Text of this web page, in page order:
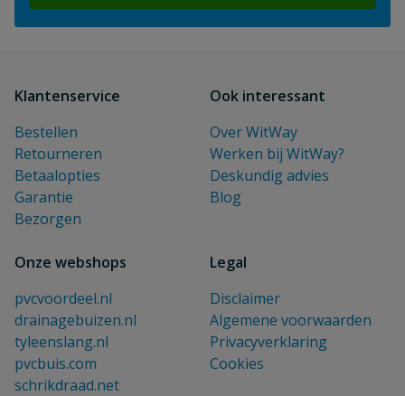
Klantenservice
Bestellen
Retourneren
Betaalopties
Garantie
Bezorgen
Ook interessant
Over WitWay
Werken bij WitWay?
Deskundig advies
Blog
Onze webshops
pvcvoordeel.nl
drainagebuizen.nl
tyleenslang.nl
pvcbuis.com
schrikdraad.net
Legal
Disclaimer
Algemene voorwaarden
Privacyverklaring
Cookies